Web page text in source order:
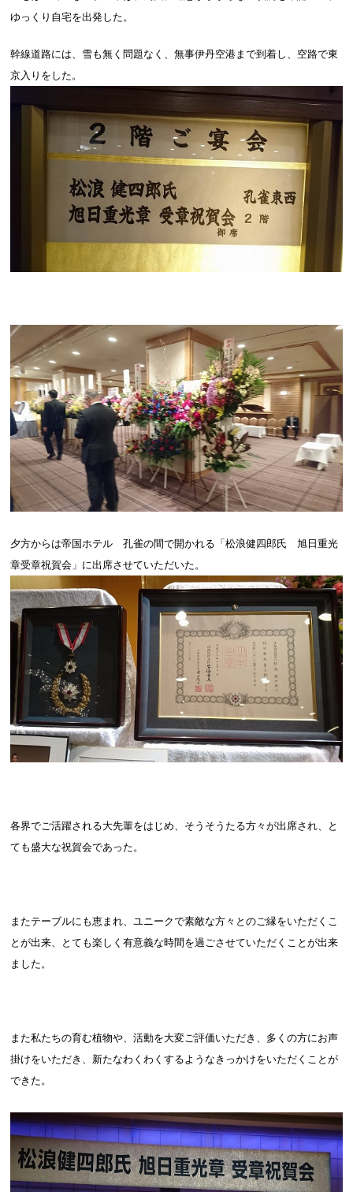
ゆっくり自宅を出発した。
幹線道路には、雪も無く問題なく、無事伊丹空港まで到着し、空路で東
京入りをした。
夕方からは帝国ホテル 孔雀の間で開かれる「松浪健四郎氏 旭日重光
章受章祝賀会」に出席させていただいた。
各界でご活躍される大先輩をはじめ、そうそうたる方々が出席され、と
ても盛大な祝賀会であった。
またテーブルにも恵まれ、ユニークで素敵な方々とのご縁をいただくこ
とが出来、とても楽しく有意義な時間を過ごさせていただくことが出来
ました。
また私たちの育む植物や、活動を大変ご評価いただき、多くの方にお声
掛けをいただき、新たなわくわくするようなきっかけをいただくことが
できた。